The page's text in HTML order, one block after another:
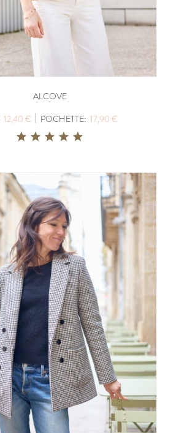
ALCOVE
12,40 € | POCHETTE: 17,90 €